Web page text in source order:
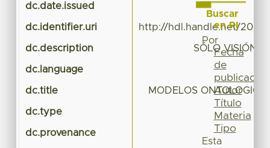
dc.date.issued
dc.identifier.uri http://hdl.handle.net/
dc.description SÓLO VISIÓN
dc.language
dc.title MODELOS
dc.type
dc.provenance
Buscar
en RI
Por
Fecha
de
publicación
Autor
Título
Materia
Tipo
Esta